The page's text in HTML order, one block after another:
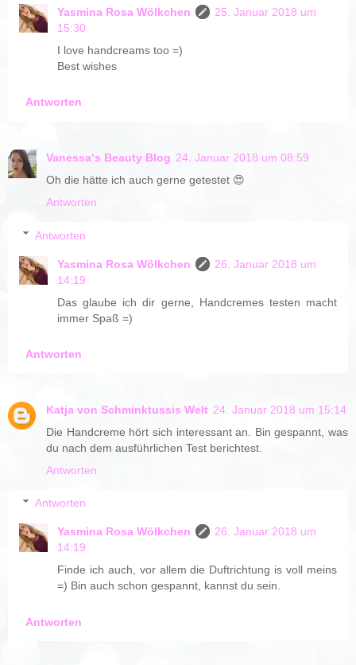
Yasmina Rosa Wölkchen
25. Januar 2018 um
15:30
I love handcreams too =)
Best wishes
Antworten
Vanessa‘s Beauty Blog 24. Januar 2018 um 08:59
Oh die hätte ich auch gerne getestet 😍
Antworten
Antworten
Yasmina Rosa Wölkchen
26. Januar 2018 um
14:19
Das glaube ich dir gerne, Handcremes testen macht
immer Spaß =)
Antworten
Katja von Schminktussis Welt 24. Januar 2018 um 15:14
Die Handcreme hört sich interessant an. Bin gespannt, was
du nach dem ausführlichen Test berichtest.
Antworten
Antworten
Yasmina Rosa Wölkchen
26. Januar 2018 um
14:19
Finde ich auch, vor allem die Duftrichtung is voll meins
=) Bin auch schon gespannt, kannst du sein.
Antworten